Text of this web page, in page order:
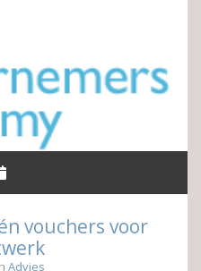
vouchers voor
Advies